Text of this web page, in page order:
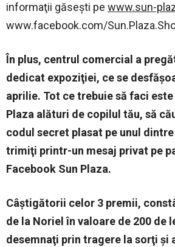
informaţii găseşti pe www.sun-
www.facebook.com/
În plus, centrul comercial a
dedicat expoziţiei, ce se
aprilie. Tot ce trebuie să faci
Plaza alături de copilul tău, să
codul secret plasat pe unul dintre
trimiţi printr-un mesaj privat pe
Facebook Sun Plaza.
Câştigătorii celor 3 premii,
de la Noriel în valoare de 200 de
desemnaţi prin tragere la sorţi şi